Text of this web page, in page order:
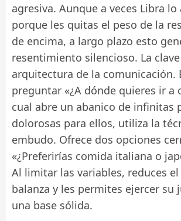
agresiva. Aunque a veces Libra lo
porque les quitas el peso de la
de encima, a largo plazo esto
resentimiento silencioso. La
arquitectura de la comunicación.
preguntar «¿A dónde quieres ir a
cual abre un abanico de infinitas
dolorosas para ellos, utiliza la
embudo. Ofrece dos opciones
«¿Preferirías comida italiana o
Al limitar las variables, reduces
balanza y les permites ejercer su
una base sólida.